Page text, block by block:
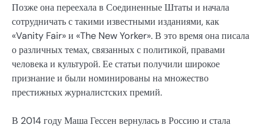
Позже она переехала в Соединенные Штаты и начала
сотрудничать с такими известными изданиями, как
«Vanity Fair» и «The New Yorker». В это время она писала
о различных темах, связанных с политикой, правами
человека и культурой. Ее статьи получили широкое
признание и были номинированы на множество
престижных журналистских премий.
В 2014 году Маша Гессен вернулась в Россию и стала